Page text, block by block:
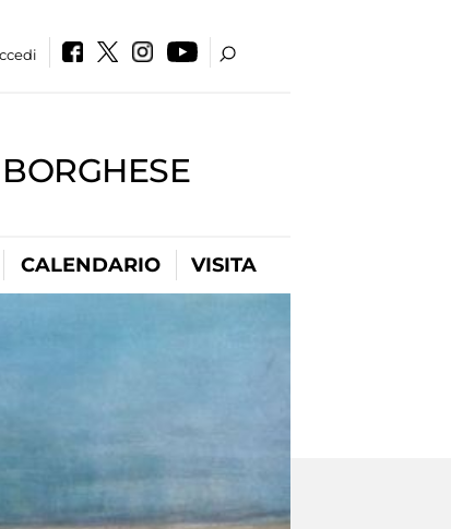
CALENDARIO VISITA